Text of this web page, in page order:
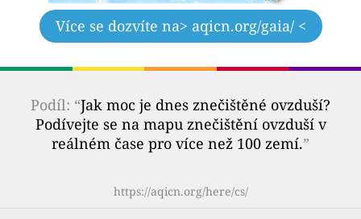
Více se dozvíte na> aqicn.org/gaia/ <
Podíl: “Jak moc je dnes znečištěné ovzduší?
Podívejte se na mapu znečištění ovzduší v
reálném čase pro více než 100 zemí.”
https://aqicn.org/here/cs/